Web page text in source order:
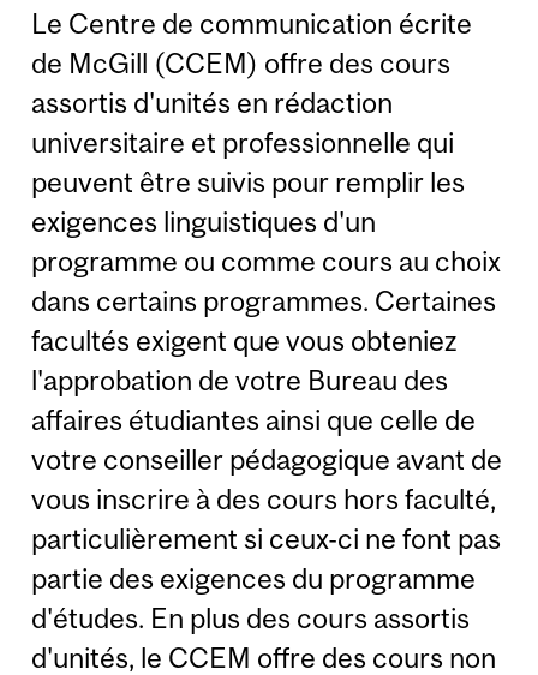
Le Centre de communication écrite
de McGill (CCEM) offre des cours
assortis d'unités en rédaction
universitaire et professionnelle qui
peuvent être suivis pour remplir les
exigences linguistiques d'un
programme ou comme cours au choix
dans certains programmes. Certaines
facultés exigent que vous obteniez
l'approbation de votre Bureau des
affaires étudiantes ainsi que celle de
votre conseiller pédagogique avant de
vous inscrire à des cours hors faculté,
particulièrement si ceux-ci ne font pas
partie des exigences du programme
d'études. En plus des cours assortis
d'unités, le CCEM offre des cours non